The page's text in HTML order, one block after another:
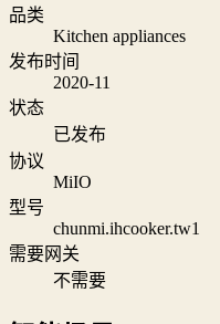
品类
Kitchen appliances
发布时间
2020-11
状态
已发布
协议
MiIO
型号
chunmi.ihcooker.tw1
需要网关
不需要